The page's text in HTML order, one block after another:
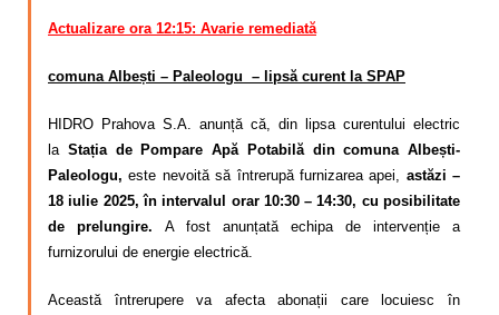
Actualizare ora 12:15: Avarie remediată
comuna Albești – Paleologu – lipsă curent la SPAP
HIDRO Prahova S.A. anunță că, din lipsa curentului electric
la Stația de Pompare Apă Potabilă din comuna Albești-
Paleologu,este nevoită să întrerupă furnizarea apei, astăzi –
18 iulie 2025, în intervalul orar 10:30 – 14:30, cu posibilitate
de prelungire. A fost anunțată echipa de intervenție a
furnizorului de energie electrică.
Această întrerupere va afecta abonații care locuiesc în